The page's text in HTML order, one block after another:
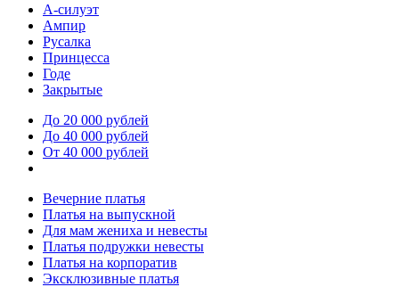
А-силуэт
Ампир
Русалка
Принцесса
Годе
Закрытые
До 20 000 рублей
До 40 000 рублей
От 40 000 рублей
Вечерние платья
Платья на выпускной
Для мам жениха и невесты
Платья подружки невесты
Платья на корпоратив
Эксклюзивные платья